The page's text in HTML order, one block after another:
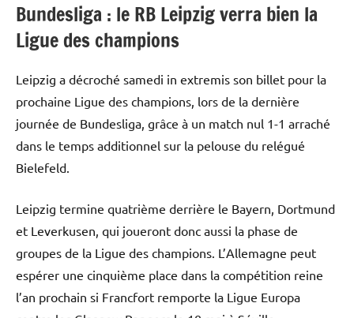
Bundesliga : le RB Leipzig verra bien la
Ligue des champions
Leipzig a décroché samedi in extremis son billet pour la
prochaine Ligue des champions, lors de la dernière
journée de Bundesliga, grâce à un match nul 1-1 arraché
dans le temps additionnel sur la pelouse du relégué
Bielefeld.
Leipzig termine quatrième derrière le Bayern, Dortmund
et Leverkusen, qui joueront donc aussi la phase de
groupes de la Ligue des champions. L’Allemagne peut
espérer une cinquième place dans la compétition reine
l’an prochain si Francfort remporte la Ligue Europa